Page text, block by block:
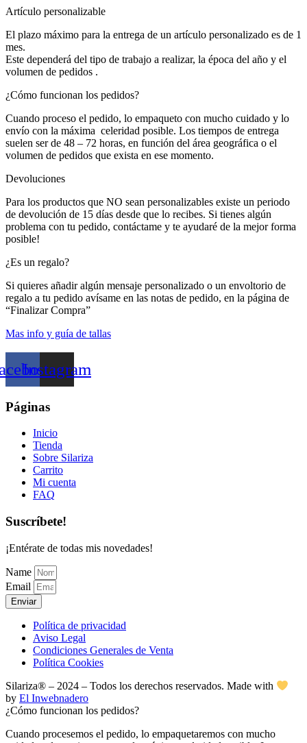
Artículo personalizable
El plazo máximo para la entrega de un artículo personalizado es de 1
mes.
Este dependerá del tipo de trabajo a realizar, la época del año y el
volumen de pedidos .
¿Cómo funcionan los pedidos?
Cuando proceso el pedido, lo empaqueto con mucho cuidado y lo
envío con la máxima celeridad posible. Los tiempos de entrega
suelen ser de 48 – 72 horas, en función del área geográfica o el
volumen de pedidos que exista en ese momento.
Devoluciones
Para los productos que NO sean personalizables existe un periodo
de devolución de 15 días desde que lo recibes. Si tienes algún
problema con tu pedido, contáctame y te ayudaré de la mejor forma
posible!
¿Es un regalo?
Si quieres añadir algún mensaje personalizado o un envoltorio de
regalo a tu pedido avísame en las notas de pedido, en la página de
“Finalizar Compra”
Mas info y guía de tallas
Instagram
Páginas
Inicio
Tienda
Sobre Silariza
Carrito
Mi cuenta
FAQ
Suscríbete!
¡Entérate de todas mis novedades!
Name
Email
Enviar
Política de privacidad
Aviso Legal
Condiciones Generales de Venta
Política Cookies
Silariza® – 2024 – Todos los derechos reservados. Made with
by El Inwebnadero
¿Cómo funcionan los pedidos?
Cuando procesemos el pedido, lo empaquetaremos con mucho